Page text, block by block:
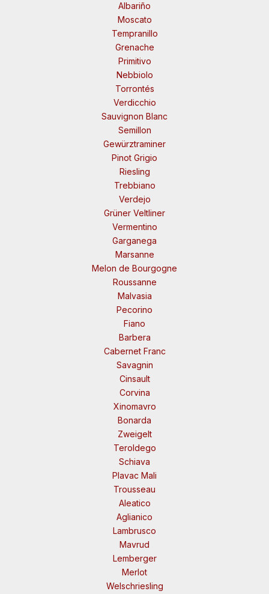
Albariño
Moscato
Tempranillo
Grenache
Primitivo
Nebbiolo
Torrontés
Verdicchio
Sauvignon Blanc
Semillon
Gewürztraminer
Pinot Grigio
Riesling
Trebbiano
Verdejo
Grüner Veltliner
Vermentino
Garganega
Marsanne
Melon de Bourgogne
Roussanne
Malvasia
Pecorino
Fiano
Barbera
Cabernet Franc
Savagnin
Cinsault
Corvina
Xinomavro
Bonarda
Zweigelt
Teroldego
Schiava
Plavac Mali
Trousseau
Aleatico
Aglianico
Lambrusco
Mavrud
Lemberger
Merlot
Welschriesling